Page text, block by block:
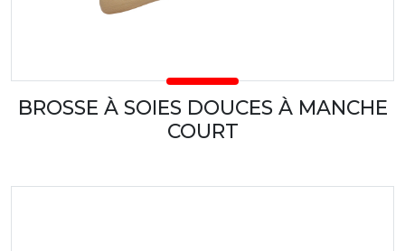
BROSSE À SOIES DOUCES À MANCHE
COURT